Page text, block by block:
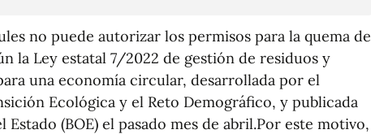
no puede autorizar los permisos para la quema de
la Ley estatal 7/2022 de gestión de residuos y
una economía circular, desarrollada por el
Ecológica y el Reto Demográfico, y publicada
(BOE) el pasado mes de abril.Por este motivo,